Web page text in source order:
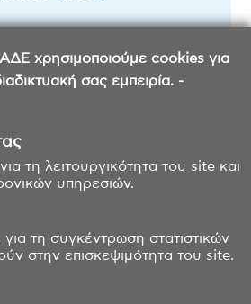
χρησιμοποιούμε cookies για
σας εμπειρία. -
τη λειτουργικότητα του site και
υπηρεσιών.
τη συγκέντρωση στατιστικών
στην επισκεψιμότητα του site.